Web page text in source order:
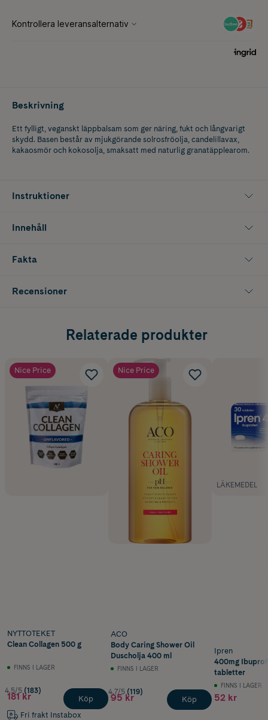
Beskrivning
Ett fylligt, veganskt läppbalsam som ger näring, fukt och långvarigt
skydd. Basen består av mjukgörande solrosfröolja, candelillavax,
kakaosmör och kokosolja, smaksatt med naturlig granatäpplearom.
Instruktioner
Innehåll
Fakta
Recensioner
Relaterade produkter
Nice Price
NYTTOTEKET
Clean Collagen 500 g
FINNS I LAGER
4.5/5 (183)
181 kr
Fri frakt Instabox
Köp
Nice Price
ACO
Body Caring Shower Oil
Duscholja 400 ml
FINNS I LAGER
4.7/5 (119)
95 kr Köp
LÄKEMEDEL
Ipren
400mg
tabletter
FINNS I LAGER
52 kr